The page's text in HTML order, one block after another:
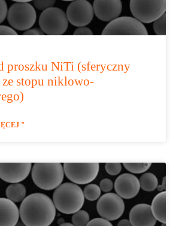
proszku NiTi (sferyczny
ze stopu niklowo-
"